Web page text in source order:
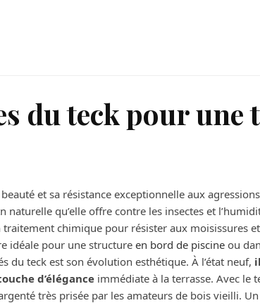
du teck pour une
et sa résistance exceptionnelle aux
qu’elle offre contre les insectes et
chimique pour résister aux moisissures
idéale pour une structure en bord de piscine ou
du teck est son évolution esthétique. À l’état neuf,
d’élégance immédiate à la terrasse. Avec le
très prisée par les amateurs de bois vieilli.